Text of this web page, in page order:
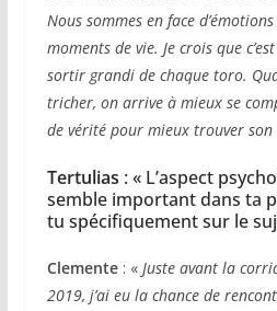
Nous sommes en face
moments de vie. Je crois que
sortir grandi de chaque toro.
tricher, on arrive à mieux se
de vérité pour mieux trouver son
Tertulias : « L’aspect
semble important dans ta
tu spécifiquement sur le
Clemente : «Juste avant la
2019, j’ai eu la chance de